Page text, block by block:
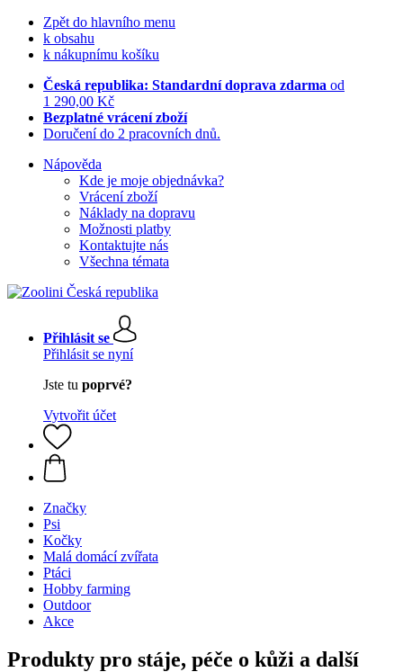
Zpět do hlavního menu
k obsahu
k nákupnímu košíku
Česká republika: Standardní doprava zdarma od
1 290,00 Kč
Bezplatné vrácení zboží
Doručení do 2 pracovních dnů.
Nápověda
Kde je moje objednávka?
Vrácení zboží
Náklady na dopravu
Možnosti platby
Kontaktujte nás
Všechna témata
Přihlásit se
Přihlásit se nyní
Jste tu poprvé?
Vytvořit účet
Značky
Psi
Kočky
Malá domácí zvířata
Ptáci
Hobby farming
Outdoor
Akce
Produkty pro stáje, péče o kůži a další